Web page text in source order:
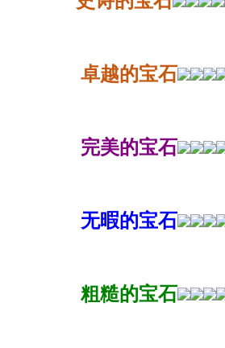
卓越的宝石
完美的宝石
无暇的宝石
粗糙的宝石